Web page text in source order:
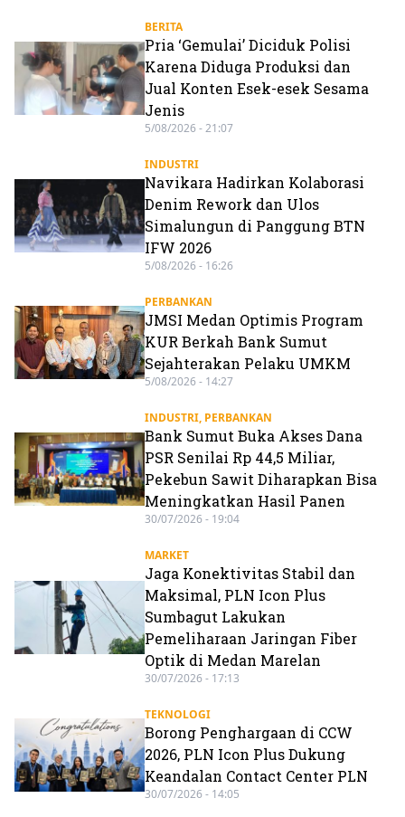
BERITA
Pria ‘Gemulai’ Diciduk Polisi
Karena Diduga Produksi dan
Jual Konten Esek-esek Sesama
Jenis
5/08/2026 - 21:07
INDUSTRI
Navikara Hadirkan Kolaborasi
Denim Rework dan Ulos
Simalungun di Panggung BTN
IFW 2026
5/08/2026 - 16:26
PERBANKAN
JMSI Medan Optimis Program
KUR Berkah Bank Sumut
Sejahterakan Pelaku UMKM
5/08/2026 - 14:27
INDUSTRI, PERBANKAN
Bank Sumut Buka Akses Dana
PSR Senilai Rp 44,5 Miliar,
Pekebun Sawit Diharapkan Bisa
Meningkatkan Hasil Panen
30/07/2026 - 19:04
MARKET
Jaga Konektivitas Stabil dan
Maksimal, PLN Icon Plus
Sumbagut Lakukan
Pemeliharaan Jaringan Fiber
Optik di Medan Marelan
30/07/2026 - 17:13
TEKNOLOGI
Borong Penghargaan di CCW
2026, PLN Icon Plus Dukung
Keandalan Contact Center PLN
30/07/2026 - 14:05